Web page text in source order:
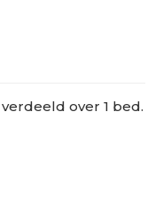
verdeeld over 1 bed.